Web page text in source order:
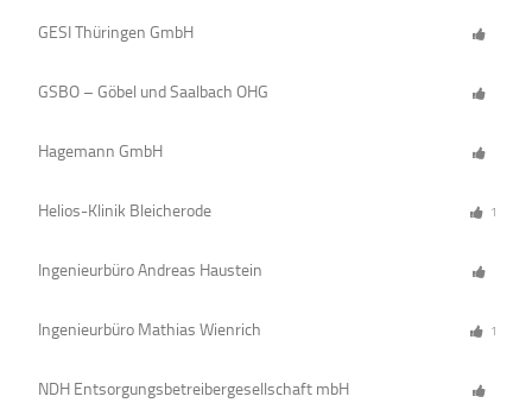
GESI Thüringen GmbH
GSBO – Göbel und Saalbach OHG
Hagemann GmbH
Helios-Klinik Bleicherode 1
Ingenieurbüro Andreas Haustein
Ingenieurbüro Mathias Wienrich 1
NDH Entsorgungsbetreibergesellschaft mbH